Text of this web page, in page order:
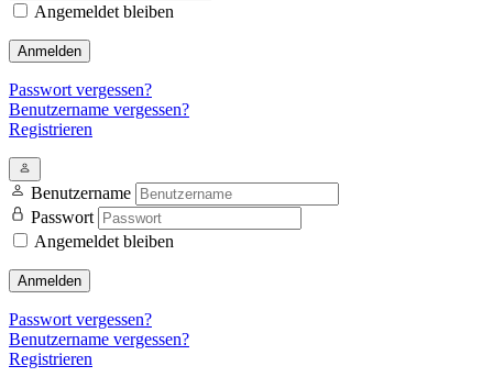
Angemeldet bleiben
Anmelden
Passwort vergessen?
Benutzername vergessen?
Registrieren
Benutzername
Passwort
Angemeldet bleiben
Anmelden
Passwort vergessen?
Benutzername vergessen?
Registrieren